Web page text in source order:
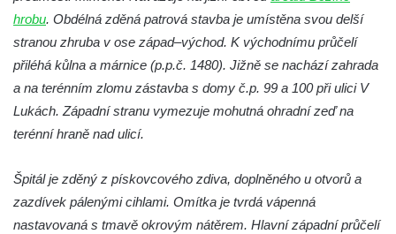
hrobu. Obdélná zděná patrová stavba je umístěna svou delší
stranou zhruba v ose západ–východ. K východnímu průčelí
přiléhá kůlna a márnice (p.p.č. 1480). Jižně se nachází zahrada
a na terénním zlomu zástavba s domy č.p. 99 a 100 při ulici V
Lukách. Západní stranu vymezuje mohutná ohradní zeď na
terénní hraně nad ulicí.
Špitál je zděný z pískovcového zdiva, doplněného u otvorů a
zazdívek pálenými cihlami. Omítka je tvrdá vápenná
nastavovaná s tmavě okrovým nátěrem. Hlavní západní průčelí